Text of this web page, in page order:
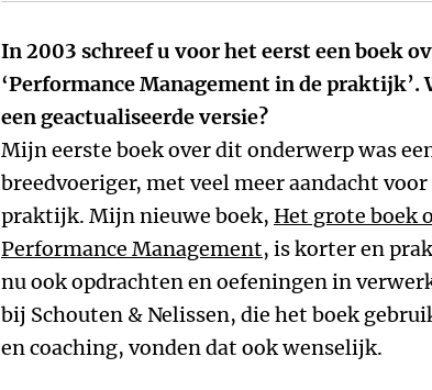
In 2003 schreef u voor het eerst een boek
‘Performance Management in de praktijk’.
een geactualiseerde versie?
Mijn eerste boek over dit onderwerp was
breedvoeriger, met veel meer aandacht
praktijk. Mijn nieuwe boek, Het grote boek
Performance Management, is korter en
nu ook opdrachten en oefeningen in
bij Schouten & Nelissen, die het boek
en coaching, vonden dat ook wenselijk.